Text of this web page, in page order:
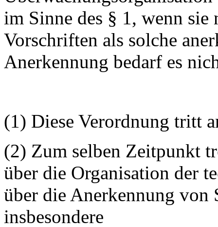
im Sinne des § 1, wenn sie
Vorschriften als solche
Anerkennung bedarf es
(1) Diese Verordnung tritt
(2) Zum selben Zeitpunkt
über die Organisation der
über die Anerkennung von
insbesondere